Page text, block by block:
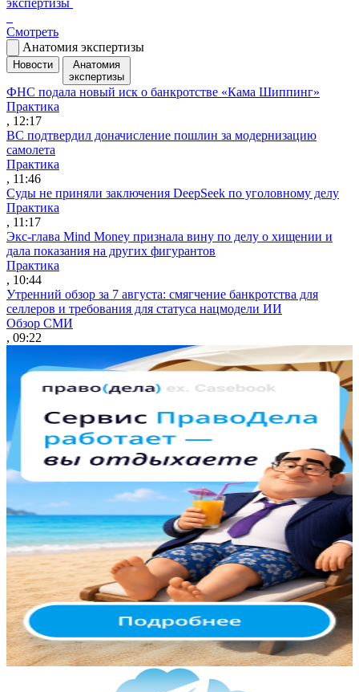
Смотреть
Анатомия экспертизы
Новости
Анатомия
экспертизы
ФНС подала новый иск о банкротстве «Кама Шиппинг»
Практика
, 12:17
ВС подтвердил доначисление пошлин за модернизацию
самолета
Практика
, 11:46
Суды не приняли заключения DeepSeek по уголовному делу
Практика
, 11:17
Экс-глава Mind Money признала вину по делу о хищении и
дала показания на других фигурантов
Практика
, 10:44
Утренний обзор за 7 августа: смягчение банкротства для
селлеров и требования для статуса нацмодели ИИ
Обзор СМИ
, 09:22